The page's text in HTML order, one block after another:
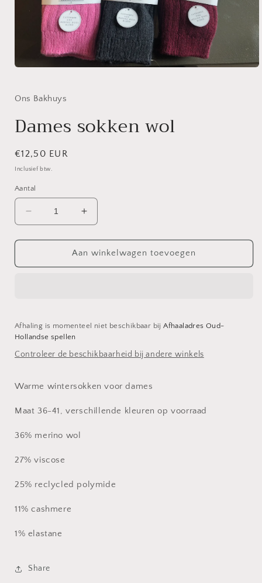
in
Ons Bakhuys
Dames sokken wol
Normale
prijs
€12,50 EUR
Inclusief btw.
Aantal
Aantal
verlagen
voor
sokken
Aantal
verhogen
voor
Dames
sokken
Aan winkelwagen toevoegen
Afhaling is momenteel niet beschikbaar bijAfhaaladres Oud-
Hollandse spellen
Controleer de beschikbaarheid bij andere winkels
Warme wintersokken voor dames
Maat 36-41, verschillende kleuren op voorraad
36% merino wol
27% viscose
25% reclycled polymide
11% cashmere
1% elastane
Share